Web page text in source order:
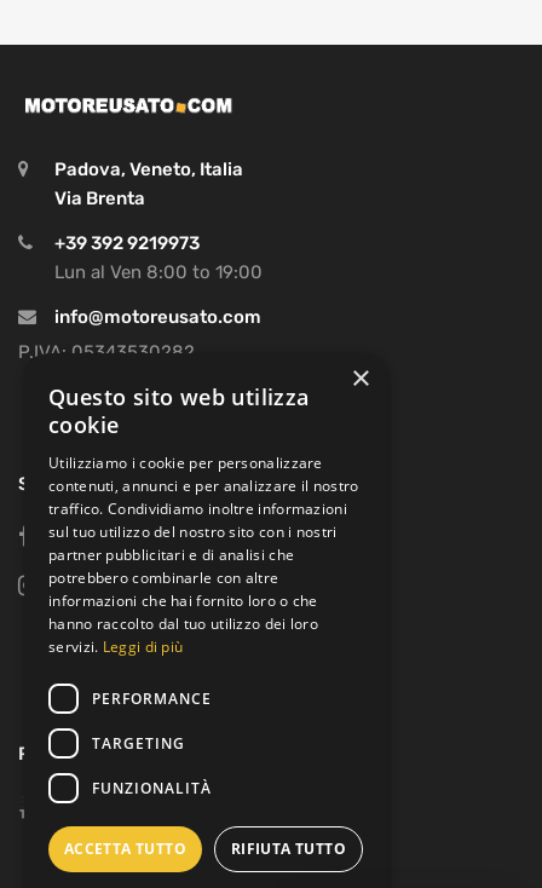
Padova, Veneto, Italia
Via Brenta
+39 392 9219973
Lun al Ven 8:00 to 19:00
info@motoreusato.com
P.IVA: 05343530282
SOCIAL
facebook
instagram
PAGAMENTI:
×
Questo sito web utilizza
cookie
Utilizziamo i cookie per personalizzare
contenuti, annunci e per analizzare il nostro
traffico. Condividiamo inoltre informazioni
sul tuo utilizzo del nostro sito con i nostri
partner pubblicitari e di analisi che
potrebbero combinarle con altre
informazioni che hai fornito loro o che
hanno raccolto dal tuo utilizzo dei loro
servizi. Leggi di più
PERFORMANCE
TARGETING
FUNZIONALITÀ
ACCETTA TUTTO RIFIUTA TUTTO